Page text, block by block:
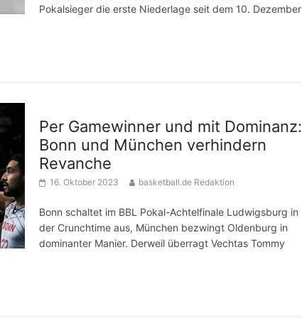
Pokalsieger die erste Niederlage seit dem 10. Dezember
Per Gamewinner und mit Dominanz:
Bonn und München verhindern
Revanche
16. Oktober 2023 basketball.de Redaktion
Bonn schaltet im BBL Pokal-Achtelfinale Ludwigsburg in
der Crunchtime aus, München bezwingt Oldenburg in
dominanter Manier. Derweil überragt Vechtas Tommy